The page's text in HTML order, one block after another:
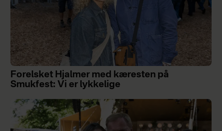
Forelsket Hjalmer med kæresten på
Smukfest: Vi er lykkelige